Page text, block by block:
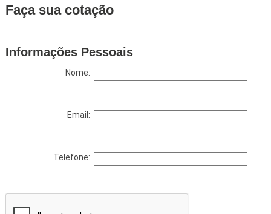
Faça sua cotação
Informações Pessoais
Nome:
Email:
Telefone: